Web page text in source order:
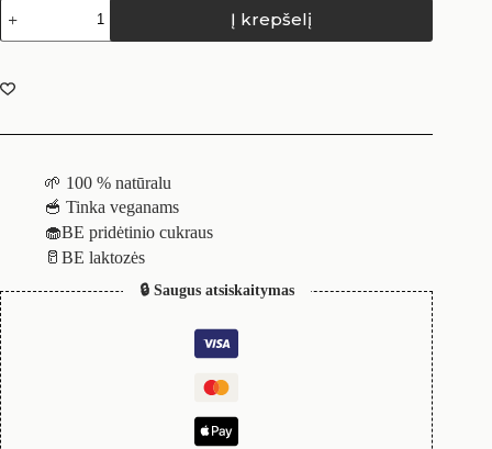
Į krepšelį
🌱 100 % natūralu
🥣 Tinka veganams
🧁BE pridėtinio cukraus
🥛BE laktozės
🔒 Saugus atsiskaitymas